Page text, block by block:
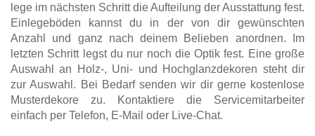
lege im nächsten Schritt die Aufteilung der Ausstattung fest.
Einlegeböden kannst du in der von dir gewünschten
Anzahl und ganz nach deinem Belieben anordnen. Im
letzten Schritt legst du nur noch die Optik fest. Eine große
Auswahl an Holz-, Uni- und Hochglanzdekoren steht dir
zur Auswahl. Bei Bedarf senden wir dir gerne kostenlose
Musterdekore zu. Kontaktiere die Servicemitarbeiter
einfach per Telefon, E-Mail oder Live-Chat.